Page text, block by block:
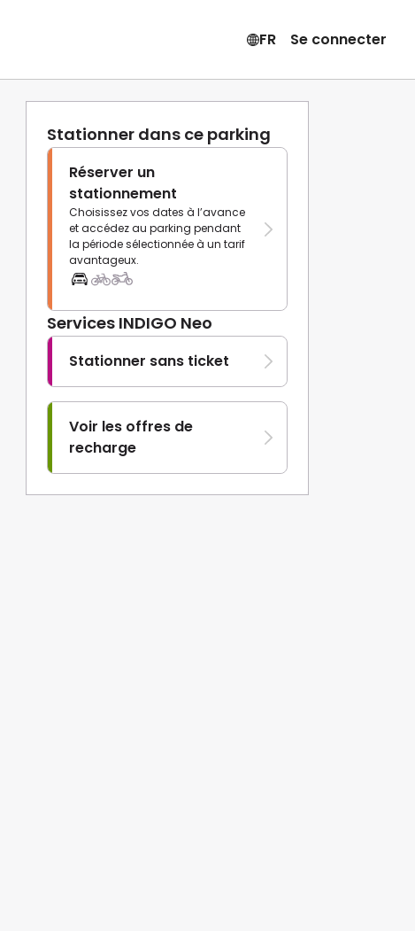
FR Se connecter
Stationner dans ce parking
Réserver un
stationnement
Choisissez vos dates à l’avance
et accédez au parking pendant
la période sélectionnée à un tarif
avantageux.
Services INDIGO Neo
Stationner sans ticket
Voir les offres de
recharge